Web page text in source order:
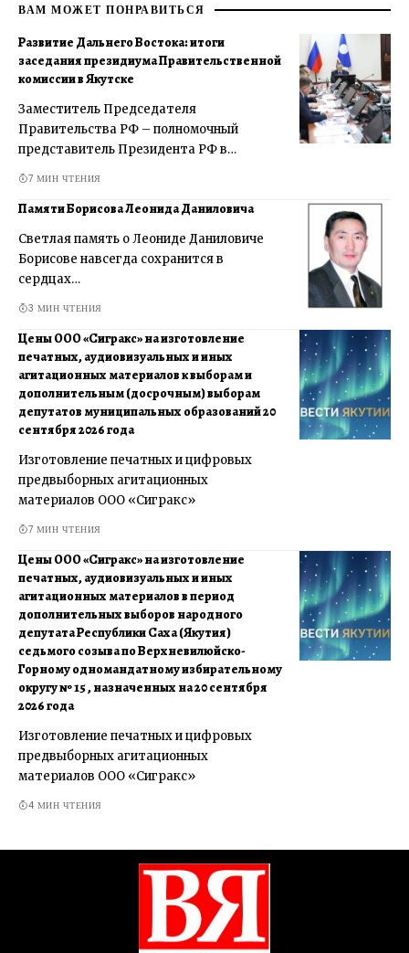
ВАМ МОЖЕТ ПОНРАВИТЬСЯ
Развитие Дальнего Востока: итоги
заседания президиума Правительственной
комиссии в Якутске
Заместитель Председателя
Правительства РФ – полномочный
представитель Президента РФ в…
7 МИН ЧТЕНИЯ
Памяти Борисова Леонида Даниловича
Светлая память о Леониде Даниловиче
Борисове навсегда сохранится в
сердцах…
3 МИН ЧТЕНИЯ
Цены ООО «Сигракс» на изготовление
печатных, аудиовизуальных и иных
агитационных материалов к выборам и
дополнительным (досрочным) выборам
депутатов муниципальных образований 20
сентября 2026 года
Изготовление печатных и цифровых
предвыборных агитационных
материалов ООО «Сигракс»
7 МИН ЧТЕНИЯ
Цены ООО «Сигракс» на изготовление
печатных, аудиовизуальных и иных
агитационных материалов в период
дополнительных выборов народного
депутата Республики Саха (Якутия)
седьмого созыва по Верхневилюйско-
Горному одномандатному избирательному
округу № 15 , назначенных на 20 сентября
2026 года
Изготовление печатных и цифровых
предвыборных агитационных
материалов ООО «Сигракс»
4 МИН ЧТЕНИЯ